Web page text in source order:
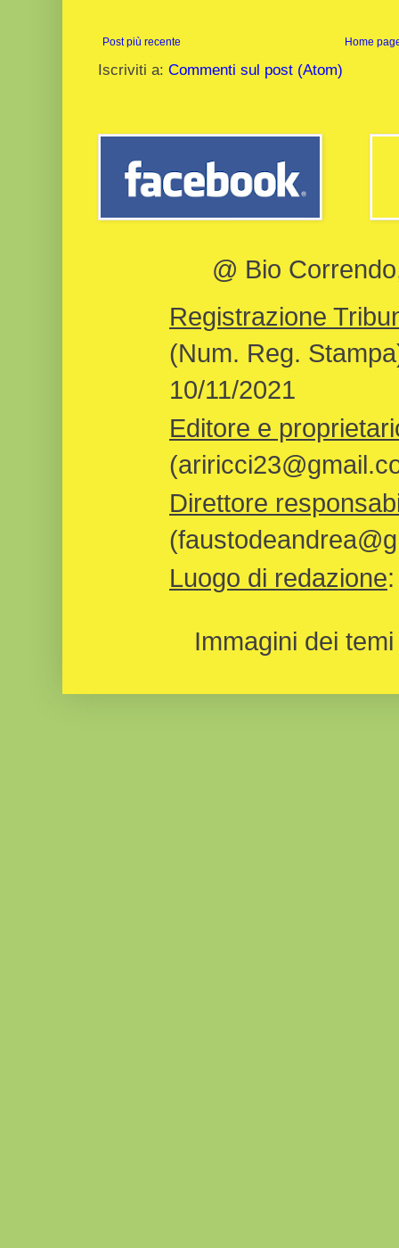
Post più recente Home
Iscriviti a: Commenti sul post (Atom)
@ Bio
Registrazione
(Num. Reg.
10/11/2021
Editore e
Direttore
Luogo di redazione
Immagini dei